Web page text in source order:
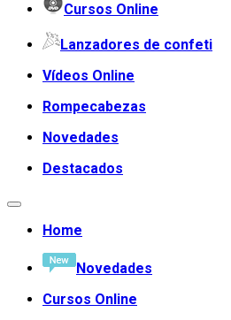
Cursos Online
Lanzadores de confeti
Vídeos Online
Rompecabezas
Novedades
Destacados
Home
Novedades
Cursos Online